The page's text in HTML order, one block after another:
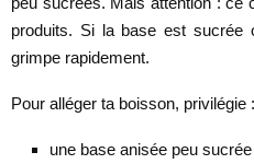
produits. Si la base est
grimpe rapidement.
Pour alléger ta boisson, privilégie :
une base anisée peu sucrée